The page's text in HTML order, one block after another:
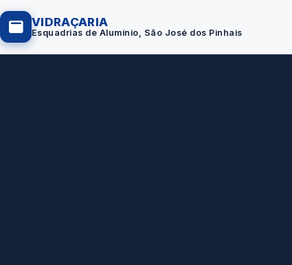
VIDRAÇARIA
Esquadrias de Alumínio, São José dos Pinhais